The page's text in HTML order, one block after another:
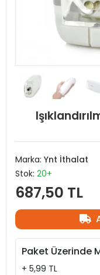
Marka: Ynt İthalat
Stok: 20+
687,50 TL
Paket Üzerinde
+ 5,99 TL